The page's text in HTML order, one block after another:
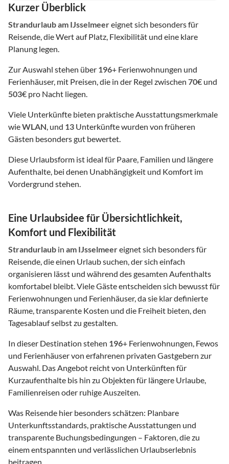
Kurzer Überblick
Strandurlaubam IJsselmeereignet sich besonders für
Reisende, die Wert auf Platz, Flexibilität und eine klare
Planung legen.
Zur Auswahl stehen über 196+ Ferienwohnungen und
Ferienhäuser, mit Preisen, die in der Regel zwischen 70€ und
503€ pro Nacht liegen.
Viele Unterkünfte bieten praktische Ausstattungsmerkmale
wieWLAN, und 13 Unterkünfte wurden von früheren
Gästen besonders gut bewertet.
Diese Urlaubsform ist ideal für Paare, Familien und längere
Aufenthalte, bei denen Unabhängigkeit und Komfort im
Vordergrund stehen.
Eine Urlaubsidee für Übersichtlichkeit,
Komfort und Flexibilität
Strandurlaub in am IJsselmeereignet sich besonders für
Reisende, die einen Urlaub suchen, der sich einfach
organisieren lässt und während des gesamten Aufenthalts
komfortabel bleibt. Viele Gäste entscheiden sich bewusst für
Ferienwohnungen und Ferienhäuser, da sie klar definierte
Räume, transparente Kosten und die Freiheit bieten, den
Tagesablauf selbst zu gestalten.
In dieser Destination stehen 196+ Ferienwohnungen, Fewos
und Ferienhäuser von erfahrenen privaten Gastgebern zur
Auswahl. Das Angebot reicht von Unterkünften für
Kurzaufenthalte bis hin zu Objekten für längere Urlaube,
Familienreisen oder ruhige Auszeiten.
Was Reisende hier besonders schätzen: Planbare
Unterkunftsstandards, praktische Ausstattungen und
transparente Buchungsbedingungen – Faktoren, die zu
einem entspannten und verlässlichen Urlaubserlebnis
beitragen.